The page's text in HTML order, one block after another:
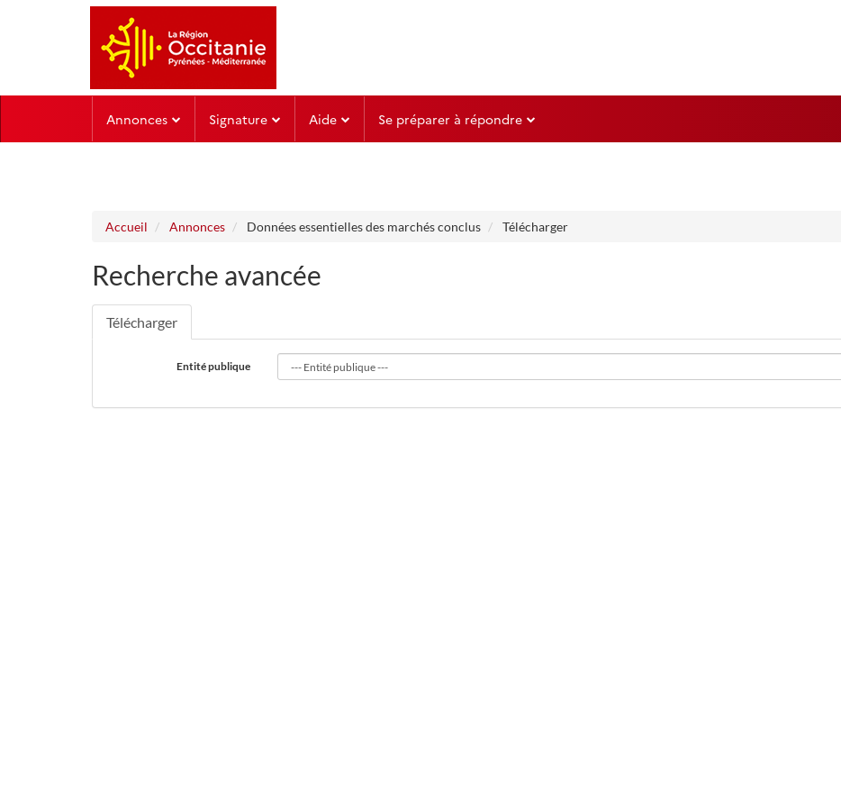
Annonces Signature Aide Se préparer à répondre
Accueil Annonces Données essentielles des marchés conclus Télécharger
Recherche avancée
Télécharger
Entité publique